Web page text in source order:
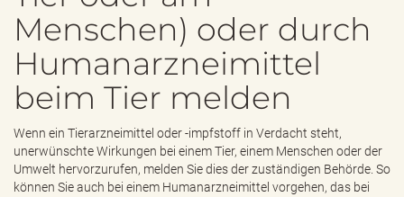
b
Menschen) oder durch
Humanarzneimittel
beim Tier melden
Wenn ein Tierarzneimittel oder -impfstoff in Verdacht steht,
unerwünschte Wirkungen bei einem Tier, einem Menschen oder der
Umwelt hervorzurufen, melden Sie dies der zuständigen Behörde. So
können Sie auch bei einem Humanarzneimittel vorgehen, das bei